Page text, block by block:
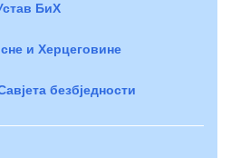
БиХ
и Херцеговине
безбједности